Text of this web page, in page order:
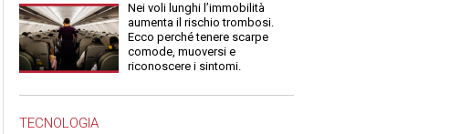
Nei voli lunghi l’immobilità
aumenta il rischio trombosi.
Ecco perché tenere scarpe
comode, muoversi e
riconoscere i sintomi.
TECNOLOGIA